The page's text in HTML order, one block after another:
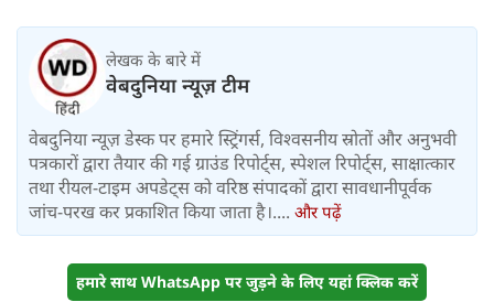
लेखक के बारे में
वेबदुनिया न्यूज़ टीम
वेबदुनिया न्यूज़ डेस्क पर हमारे स्ट्रिंगर्स, विश्वसनीय स्रोतों और अनुभवी
पत्रकारों द्वारा तैयार की गई ग्राउंड रिपोर्ट्स, स्पेशल रिपोर्ट्स, साक्षात्कार
तथा रीयल-टाइम अपडेट्स को वरिष्ठ संपादकों द्वारा सावधानीपूर्वक
जांच-परख कर प्रकाशित किया जाता है।.... और पढ़ें
हमारे साथ WhatsApp पर जुड़ने के लिए यहां क्लिक करें